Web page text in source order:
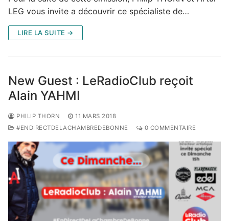
LEG vous invite a découvrir ce spécialiste de…
LIRE LA SUITE →
New Guest : LeRadioClub reçoit
Alain YAHMI
PHILIP THORN
11 MARS 2018
#ENDIRECTDELACHAMBREDEBONNE
0 COMMENTAIRE